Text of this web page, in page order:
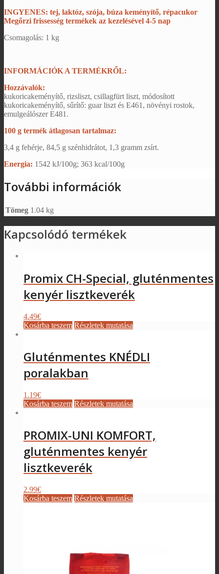
INGYENES: tej, laktóz, szója, búza keményítő, répacukor
Megőrzi frissesség termékek az kezelésével 4-5 nap
Csomagolás: 1 kg
INFORMÁCIÓK A TERMÉKRŐL:
Hozzávalók:
kukoricakeményítő, rizsliszt, csillagfürt liszt, módosított
kukoricakeményítő, sűrítő: guar liszt és E461, növényi rostok,
emulgeálószer E481.
100 g termék átlagosan tartalmaz:
3,4 g fehérje, 84,5 g szénhidrátot, 1,3 gramm zsírt.
Energia: 1542 kJ/100g; 363 kcal/100g
További információk
Tömeg 1.04 kg
Kapcsolódó termékek
Promix CH-Special, gluténmentes
kenyér lisztkeverék
4.49€
Kosárba teszem Részletek mutatása
Gluténmentes KNÉDLI
poralakban
1.19€
Kosárba teszem Részletek mutatása
PROMIX-UNI KOMFORT,
gluténmentes kenyér
lisztkeverék
2.99€
Kosárba teszem Részletek mutatása